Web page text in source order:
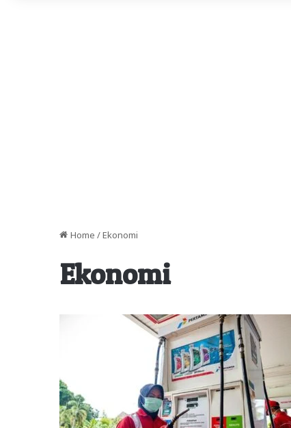
Home / Ekonomi
Ekonomi